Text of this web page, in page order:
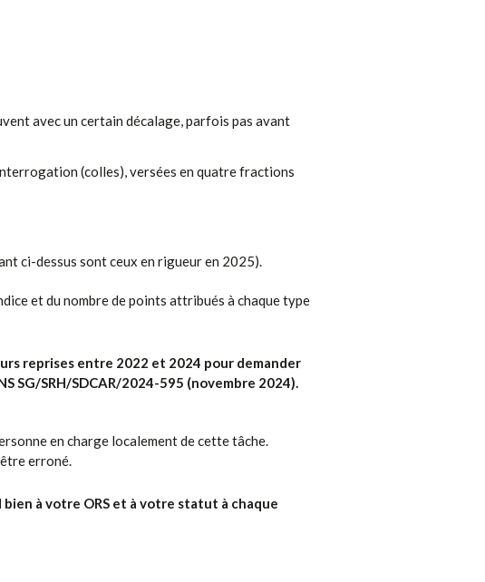
avec un certain décalage, parfois pas avant
(colles), versées en quatre fractions
ci-dessus sont ceux en rigueur en 2025).
et du nombre de points attribués à chaque type
reprises entre 2022 et 2024 pour demander
SG/SRH/SDCAR/2024-595 (novembre 2024).
en charge localement de cette tâche.
erroné.
à votre ORS et à votre statut à chaque